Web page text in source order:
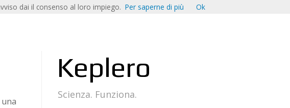
Keplero
Scienza. Funziona.
dai il consenso al loro impiego. Per saperne di più Ok